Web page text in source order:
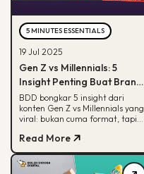
5 MINUTES ESSENTIALS
19 Jul 2025
Gen Z vs Millennials: 5
Insight Penting Buat Brand
yang Mau Tumbuh Lewat
Konten
BDD bongkar 5 insight dari
konten Gen Z vs Millennials yang
viral: bukan cuma format, tapi
Read More